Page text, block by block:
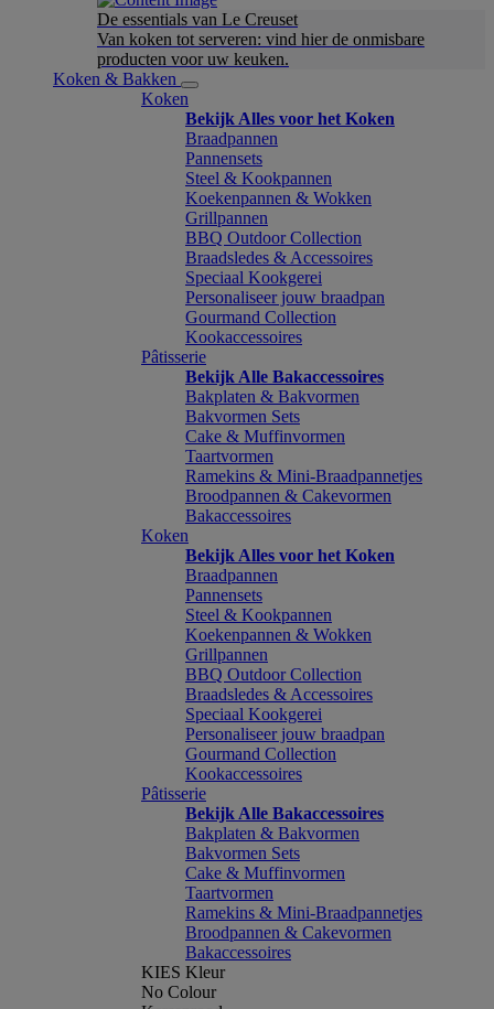
De essentials van Le Creuset
Van koken tot serveren: vind hier de onmisbare
producten voor uw keuken.
Koken & Bakken
Koken
Bekijk Alles voor het Koken
Braadpannen
Pannensets
Steel & Kookpannen
Koekenpannen & Wokken
Grillpannen
BBQ Outdoor Collection
Braadsledes & Accessoires
Speciaal Kookgerei
Personaliseer jouw braadpan
Gourmand Collection
Kookaccessoires
Pâtisserie
Bekijk Alle Bakaccessoires
Bakplaten & Bakvormen
Bakvormen Sets
Cake & Muffinvormen
Taartvormen
Ramekins & Mini-Braadpannetjes
Broodpannen & Cakevormen
Bakaccessoires
Koken
Bekijk Alles voor het Koken
Braadpannen
Pannensets
Steel & Kookpannen
Koekenpannen & Wokken
Grillpannen
BBQ Outdoor Collection
Braadsledes & Accessoires
Speciaal Kookgerei
Personaliseer jouw braadpan
Gourmand Collection
Kookaccessoires
Pâtisserie
Bekijk Alle Bakaccessoires
Bakplaten & Bakvormen
Bakvormen Sets
Cake & Muffinvormen
Taartvormen
Ramekins & Mini-Braadpannetjes
Broodpannen & Cakevormen
Bakaccessoires
KIES Kleur
No Colour